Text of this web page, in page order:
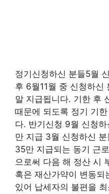
정기신청하신 분들5월
후 6월11월 중 신청하신
말 지급됩니다. 기한 후
때문에 되도록 정기 기
다. 반기신청 9월 신청
만 지급 3월 신청하신
35만 지급되는 동기 근
으로써 다음 해 정산 시
혹은 재산가약이 변동되
있어 납세자의 불편을